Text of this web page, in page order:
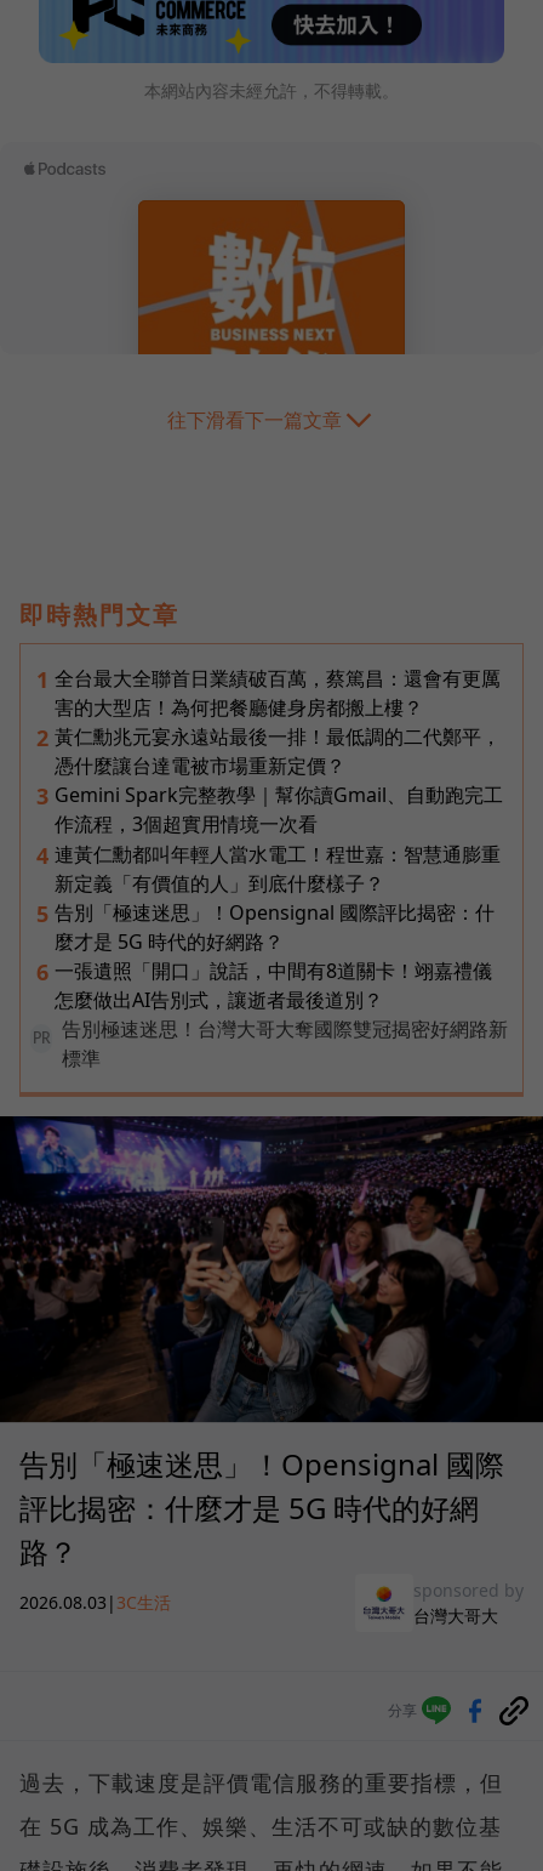
本網站內容未經允許，不得轉載。
往下滑看下一篇文章
即時熱門文章
1 全台最大全聯首日業績破百萬，蔡篤昌：還會有更厲
害的大型店！為何把餐廳健身房都搬上樓？
2 黃仁勳兆元宴永遠站最後一排！最低調的二代鄭平，
憑什麼讓台達電被市場重新定價？
3 Gemini Spark完整教學｜幫你讀Gmail、自動跑完工
作流程，3個超實用情境一次看
4 連黃仁勳都叫年輕人當水電工！程世嘉：智慧通膨重
新定義「有價值的人」到底什麼樣子？
5 告別「極速迷思」！Opensignal 國際評比揭密：什
麼才是 5G 時代的好網路？
6 一張遺照「開口」說話，中間有8道關卡！翊嘉禮儀
怎麼做出AI告別式，讓逝者最後道別？
PR
告別極速迷思！台灣大哥大奪國際雙冠揭密好網路新
標準
告別「極速迷思」！Opensignal 國際
評比揭密：什麼才是 5G 時代的好網
路？
2026.08.03 | 3C生活
sponsored by
台灣大哥大
分享
過去，下載速度是評價電信服務的重要指標，但
在 5G 成為工作、娛樂、生活不可或缺的數位基